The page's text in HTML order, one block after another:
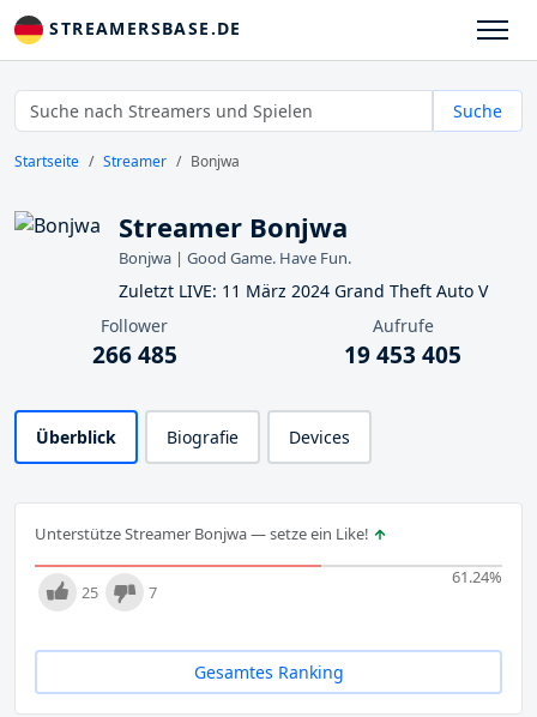
STREAMERSBASE.DE
Suche
Startseite Streamer Bonjwa
Streamer Bonjwa
Bonjwa | Good Game. Have Fun.
Zuletzt LIVE: 11 März 2024 Grand Theft Auto V
Follower
266 485
Aufrufe
19 453 405
Überblick Biografie Devices
Unterstütze Streamer Bonjwa — setze ein Like!
61.24%
25 7
Gesamtes Ranking